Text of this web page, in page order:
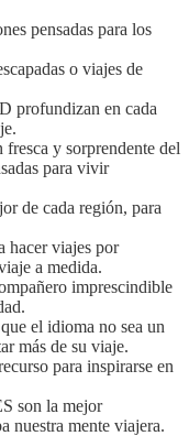
pensadas para los
o viajes de
profundizan en cada
y sorprendente del
para vivir
de cada región, para
hacer viajes por
a medida.
imprescindible
el idioma no sea un
más de su viaje.
para inspirarse en
son la mejor
nuestra mente viajera.